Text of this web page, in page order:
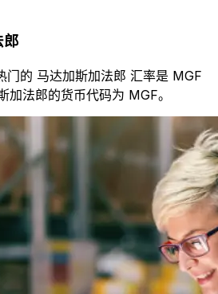
郎
门的 马达加斯加法郎 汇率是 MGF
法郎的货币代码为 MGF。